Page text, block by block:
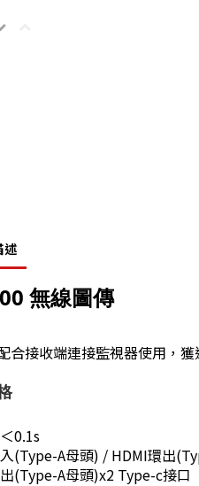
述
無線圖傳
合接收端連接監視器使用，獲
0.1s
(Type-A母頭) / HDMI環出
(Type-A母頭)x2 Type-c接口